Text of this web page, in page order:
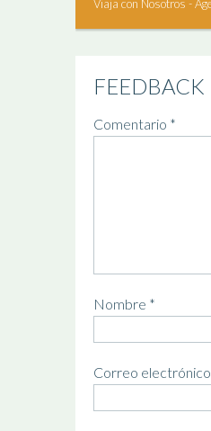
FEEDBACK
Comentario *
Nombre *
Correo electrónico